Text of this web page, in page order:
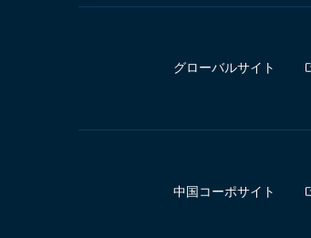
グローバルサイト
中国コーポサイト